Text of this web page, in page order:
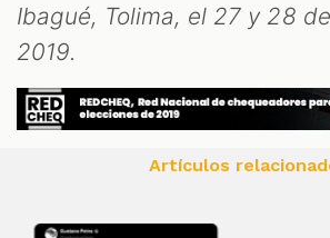
Ibagué, Tolima, el 27 y 28
2019.
Artículos